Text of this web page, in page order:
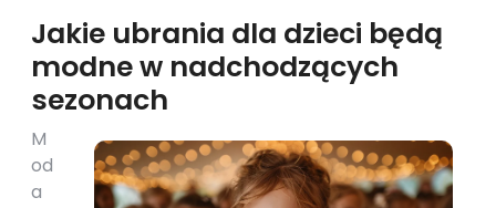
Jakie ubrania dla dzieci będą
modne w nadchodzących
sezonach
M
od
a